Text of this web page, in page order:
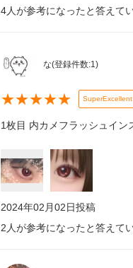
4人が参考になったと答えて
な(登録件数:1)
★★★★★ SuperExcellent
1枚目 内カメフラッシュイ
2024年02月02日投稿
2 人が参考になったと答えて